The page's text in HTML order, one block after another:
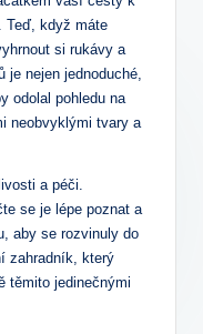
Teď, když máte
si rukávy a
je nejen jednoduché,
odolal pohledu na
neobvyklými tvary a
a péči.
se je lépe poznat a
aby se rozvinuly do
zahradník, který
těmito jedinečnými